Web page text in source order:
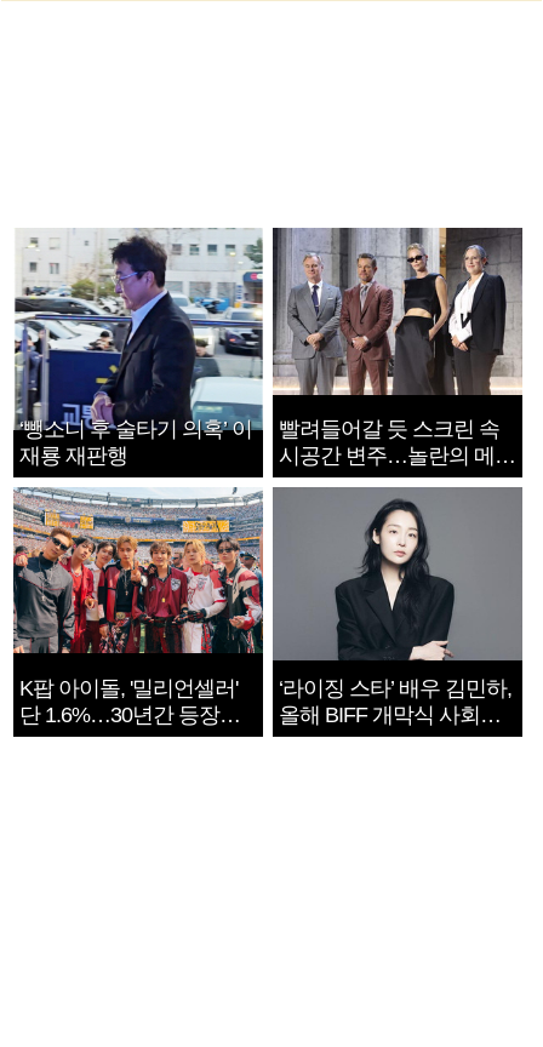
‘뺑소니 후 술타기 의혹’ 이
재룡 재판행
빨려들어갈 듯 스크린 속
시공간 변주…놀란의 메시
지는 ‘전쟁 속죄’
K팝 아이돌, '밀리언셀러'
단 1.6%…30년간 등장
1182개팀 전수조사
‘라이징 스타’ 배우 김민하,
올해 BIFF 개막식 사회자
확정